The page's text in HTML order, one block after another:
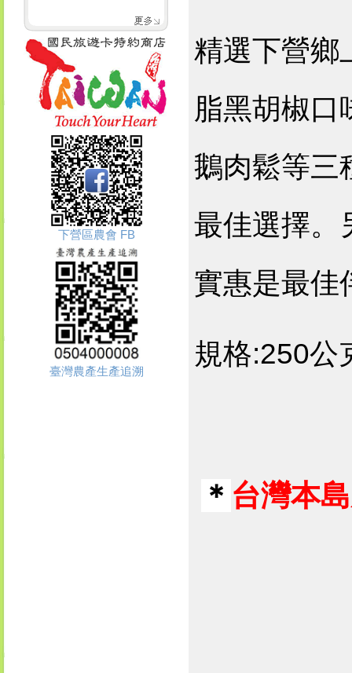
下營區農會 FB
臺灣農產生產追溯
精選下營鄉
脂黑胡椒口
鵝肉鬆等三
最佳選擇。
實惠是最佳
規格:250
＊ 台灣本島